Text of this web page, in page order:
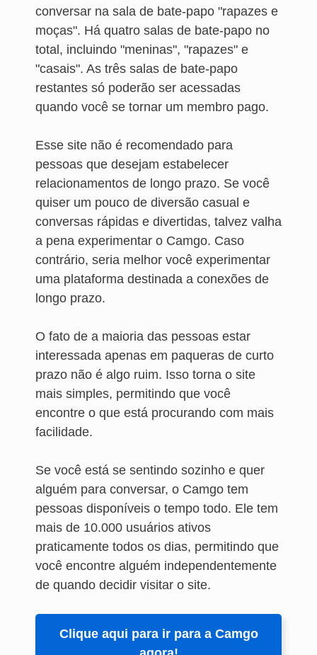
conversar na sala de bate-papo "rapazes e
moças". Há quatro salas de bate-papo no
total, incluindo "meninas", "rapazes" e
"casais". As três salas de bate-papo
restantes só poderão ser acessadas
quando você se tornar um membro pago.
Esse site não é recomendado para
pessoas que desejam estabelecer
relacionamentos de longo prazo. Se você
quiser um pouco de diversão casual e
conversas rápidas e divertidas, talvez valha
a pena experimentar o Camgo. Caso
contrário, seria melhor você experimentar
uma plataforma destinada a conexões de
longo prazo.
O fato de a maioria das pessoas estar
interessada apenas em paqueras de curto
prazo não é algo ruim. Isso torna o site
mais simples, permitindo que você
encontre o que está procurando com mais
facilidade.
Se você está se sentindo sozinho e quer
alguém para conversar, o Camgo tem
pessoas disponíveis o tempo todo. Ele tem
mais de 10.000 usuários ativos
praticamente todos os dias, permitindo que
você encontre alguém independentemente
de quando decidir visitar o site.
Clique aqui para ir para a Camgo